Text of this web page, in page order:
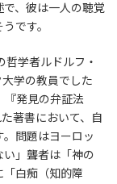
、彼は一人の聴覚
です。
学者ルドルフ・
学の教員でした
『発見の弁証法
著書において、自
問題はヨーロッ
」聾者は「神の
白痴（知的障